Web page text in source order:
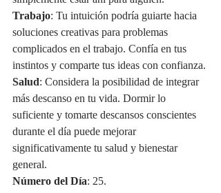
Trabajo: Tu intuición podría guiarte hacia
soluciones creativas para problemas
complicados en el trabajo. Confía en tus
instintos y comparte tus ideas con confianza.
Salud: Considera la posibilidad de integrar
más descanso en tu vida. Dormir lo
suficiente y tomarte descansos conscientes
durante el día puede mejorar
significativamente tu salud y bienestar
general.
Número del Día: 25.